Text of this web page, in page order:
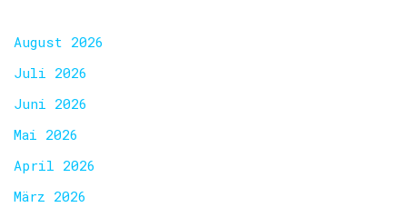
August 2026
Juli 2026
Juni 2026
Mai 2026
April 2026
März 2026